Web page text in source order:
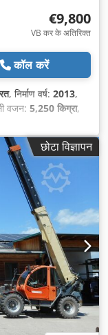
€9,800
VB कर के अतिरिक्त
कॉल करें
, निर्माण वर्ष: 2013,
वजन: 5,250 किग्रा,
, कार्य ऊँचाई:10,060
छोटा विज्ञापन